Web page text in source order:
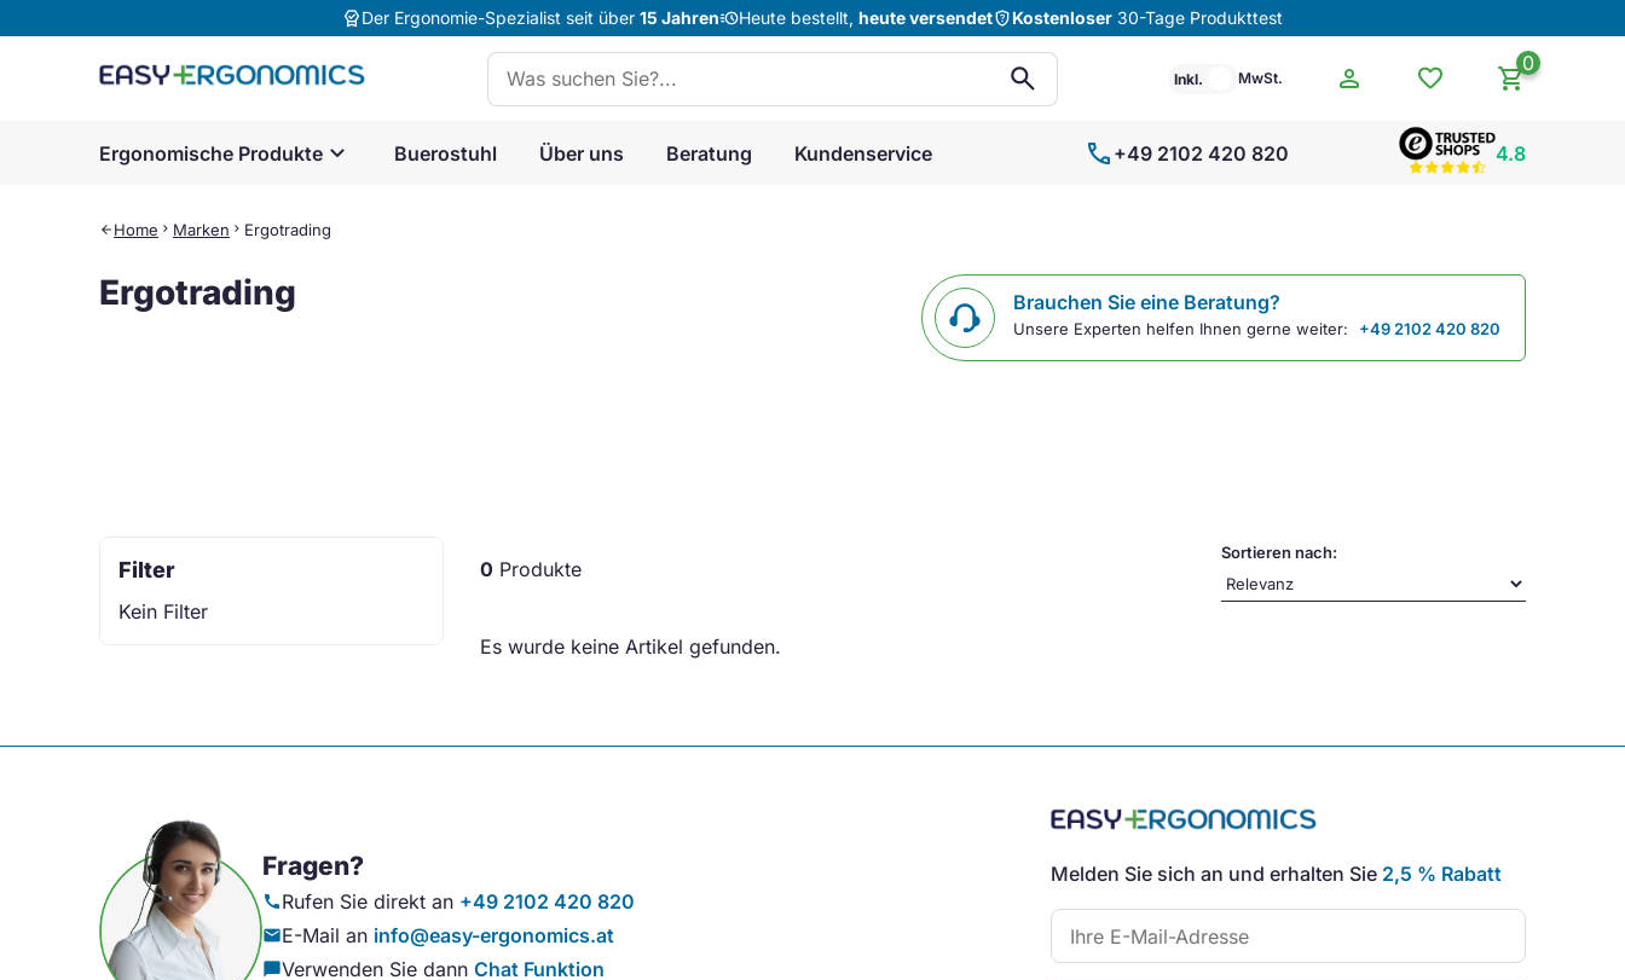
editor_choiceDer Ergonomie-Spezialist seit über 15 JahrenacuteHeute bestellt, heute versendetshield_questionKostenloser 30-Tage Produkttest
Suchen: search Inkl. MwSt. person favorite 0
shopping_cart
Ergonomische Produkte expand_more Buerostuhl Über uns Beratung Kundenservice call +49 2102 420 820 4.8
arrow_back Home chevron_right Marken chevron_right Ergotrading
Ergotrading Brauchen Sie eine Beratung?
Unsere Experten helfen Ihnen gerne weiter: +49 2102 420 820
Filter
Kein Filter
0 Produkte
Sortieren nach:
Es wurde keine Artikel gefunden.
Fragen?
callRufen Sie direkt an +49 2102 420 820
mailE-Mail an info@easy-ergonomics.at
chat_bubbleVerwenden Sie dann Chat Funktion
Melden Sie sich an und erhalten Sie 2,5 % Rabatt